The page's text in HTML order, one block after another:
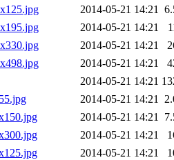
2014-05-21 14:21
2014-05-21 14:21
2014-05-21 14:21
2014-05-21 14:21
2014-05-21 14:21
2014-05-21 14:21
2014-05-21 14:21
2014-05-21 14:21
2014-05-21 14:21